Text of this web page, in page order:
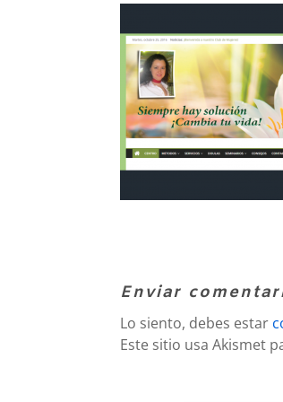
Enviar
Lo siento, debes estar
Este sitio usa Akismet